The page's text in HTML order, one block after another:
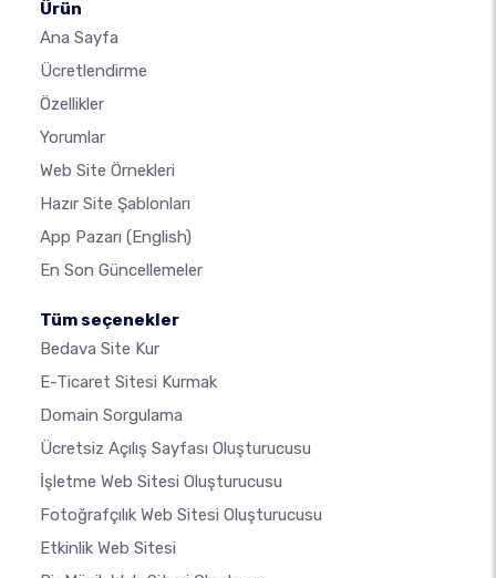
Ürün
Ana Sayfa
Ücretlendirme
Özellikler
Yorumlar
Web Site Örnekleri
Hazır Site Şablonları
App Pazarı (English)
En Son Güncellemeler
Tüm seçenekler
Bedava Site Kur
E-Ticaret Sitesi Kurmak
Domain Sorgulama
Ücretsiz Açılış Sayfası Oluşturucusu
İşletme Web Sitesi Oluşturucusu
Fotoğrafçılık Web Sitesi Oluşturucusu
Etkinlik Web Sitesi